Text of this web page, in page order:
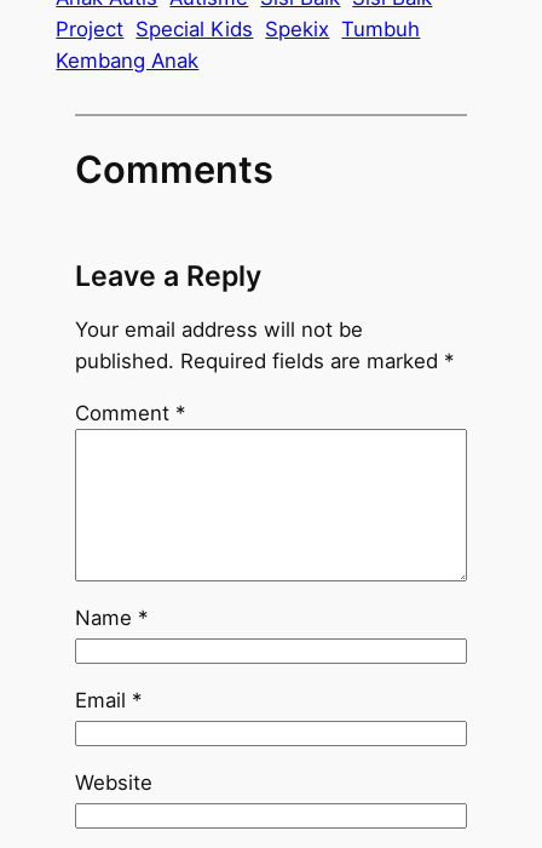
Project Special Kids Spekix Tumbuh
Kembang Anak
Comments
Leave a Reply
Your email address will not be
published. Required fields are marked *
Comment *
Name *
Email *
Website